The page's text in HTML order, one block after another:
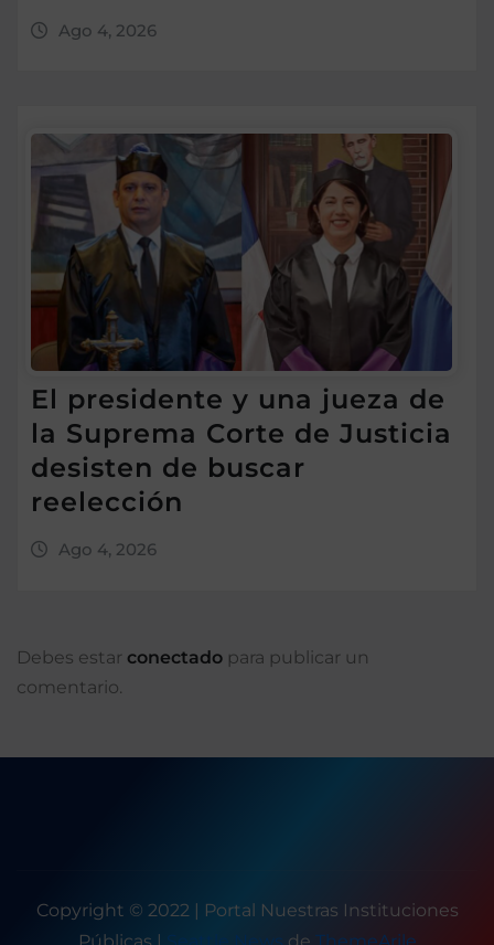
Ago 4, 2026
El presidente y una jueza de
la Suprema Corte de Justicia
desisten de buscar
reelección
Ago 4, 2026
Debes estar conectado para publicar un
comentario.
Copyright © 2022 | Portal Nuestras Instituciones
Públicas | Seattle News de ThemeArile